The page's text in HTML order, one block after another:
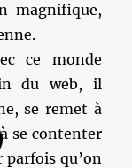
magnifique,
ce monde
du web, il
se remet à
se contenter
qu’on